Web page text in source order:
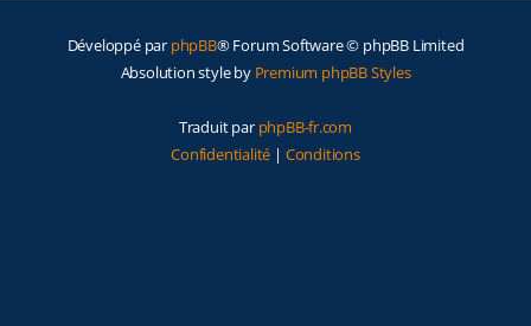
Développé par phpBB® Forum Software © phpBB Limited
Absolution style by Premium phpBB Styles
Traduit par phpBB-fr.com
Confidentialité | Conditions